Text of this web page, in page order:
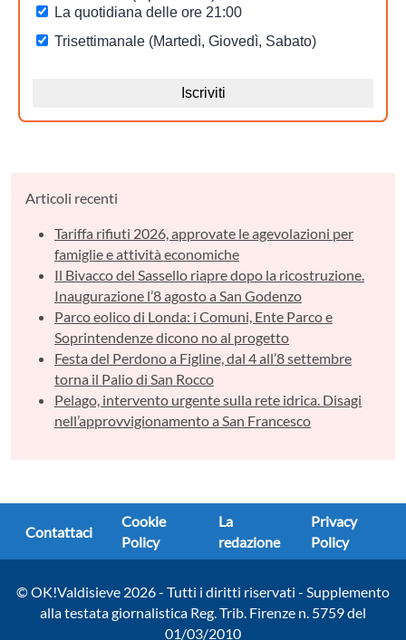
Articoli recenti
Tariffa rifiuti 2026, approvate le agevolazioni per
famiglie e attività economiche
Il Bivacco del Sassello riapre dopo la ricostruzione.
Inaugurazione l’8 agosto a San Godenzo
Parco eolico di Londa: i Comuni, Ente Parco e
Soprintendenze dicono no al progetto
Festa del Perdono a Figline, dal 4 all’8 settembre
torna il Palio di San Rocco
Pelago, intervento urgente sulla rete idrica. Disagi
nell’approvvigionamento a San Francesco
Contattaci
Cookie
Policy
La
redazione
Privacy
Policy
© OK!Valdisieve 2026 - Tutti i diritti riservati - Supplemento
alla testata giornalistica Reg. Trib. Firenze n. 5759 del
01/03/2010